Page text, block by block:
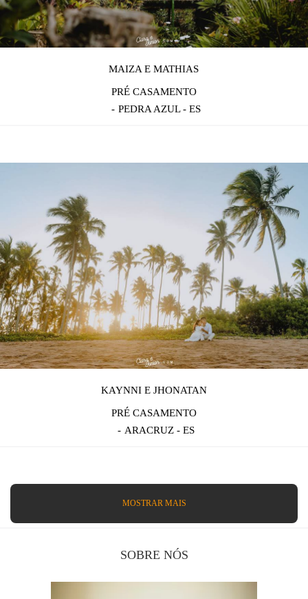
MAIZA E MATHIAS
PRÉ CASAMENTO
PEDRA AZUL - ES
KAYNNI E JHONATAN
PRÉ CASAMENTO
ARACRUZ - ES
MOSTRAR MAIS
SOBRE NÓS